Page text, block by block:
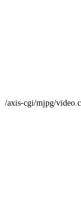
/axis-cgi/mjpg/